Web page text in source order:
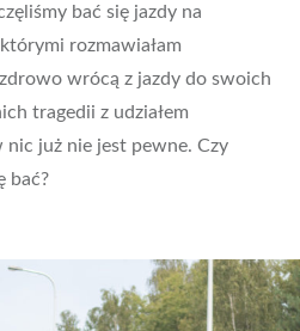
bać się jazdy na
rozmawiałam
wrócą z jazdy do swoich
tragedii z udziałem
już nie jest pewne. Czy
bać?